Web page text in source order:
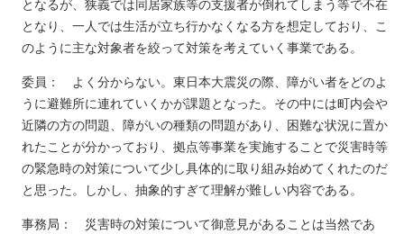
となるが、狭義では同居家族等の支援者が倒れてしまう等で不在
となり、一人では生活が立ち行かなくなる方を想定しており、こ
のように主な対象者を絞って対策を考えていく事業である。
委員： よく分からない。東日本大震災の際、障がい者をどのよ
うに避難所に連れていくかが課題となった。その中には町内会や
近隣の方の問題、障がいの種類の問題があり、困難な状況に置か
れたことが分かっており、拠点等事業を実施することで災害時等
の緊急時の対策について少し具体的に取り組み始めてくれたのだ
と思った。しかし、抽象的すぎて理解が難しい内容である。
事務局： 災害時の対策について御意見があることは当然であ